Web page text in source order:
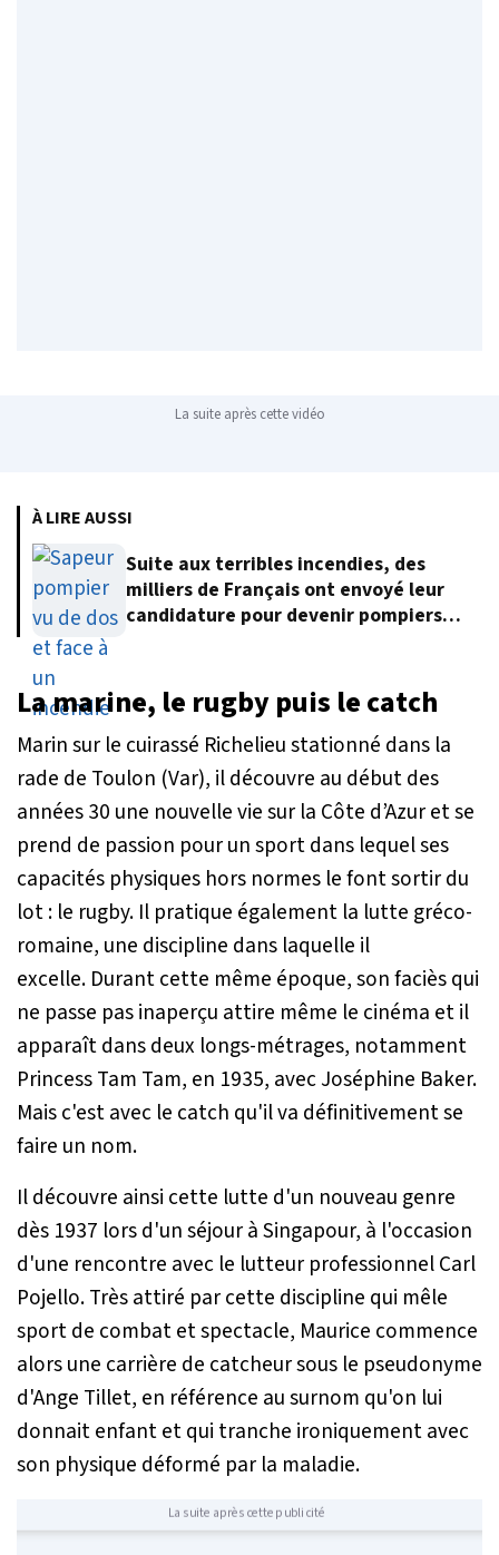
La suite après cette vidéo
À LIRE AUSSI
Suite aux terribles incendies, des
milliers de Français ont envoyé leur
candidature pour devenir pompiers
La marine, le rugby puis le catch
Marin sur le cuirassé Richelieustationné dans la
rade de Toulon (Var), il découvre au début des
années 30 une nouvelle vie sur la Côte d’Azur et se
prend de passion pour un sport dans lequel ses
capacités physiques hors normes le font sortir du
lot : le rugby. Il pratique également la lutte gréco-
romaine, une discipline dans laquelle il
excelle. Durant cette même époque, son faciès qui
ne passe pas inaperçu attire même le cinéma et il
apparaît dans deux longs-métrages, notamment
Princess Tam Tam, en 1935, avec Joséphine Baker.
Mais c'est avec le catch qu'il va définitivement se
faire un nom.
Il découvre ainsi cette lutte d'un nouveau genre
dès 1937 lors d'un séjour à Singapour, à l'occasion
d'une rencontre avec le lutteur professionnel Carl
Pojello. Très attiré par cette discipline qui mêle
sport de combat et spectacle, Maurice commence
alors une carrière de catcheur sous le pseudonyme
d'Ange Tillet, en référence au surnom qu'on lui
donnait enfant et qui tranche ironiquement avec
son physique déformé par la maladie.
La suite après cette publicité